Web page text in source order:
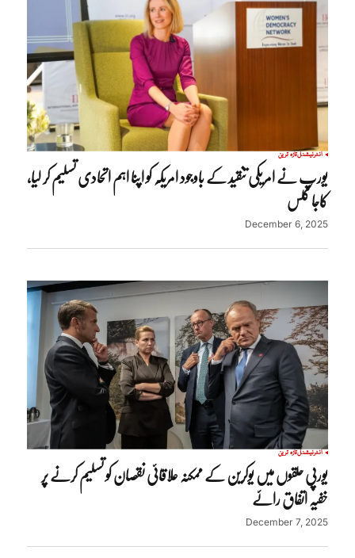
انٹرنیشنلتازہ ترین
یورپ نے امریکی تنقید کے باوجود امریکہ کو اپنا اہم اتحادی تسلیم کر لیا،
کاجا کلس
December 6, 2025
انٹرنیشنلتازہ ترین
یورپی حلقوں میں یوکرین کے ممکنہ علاقائی نقصان کو تسلیم کرنے پر
خفیہ اتفاق رائے
December 7, 2025